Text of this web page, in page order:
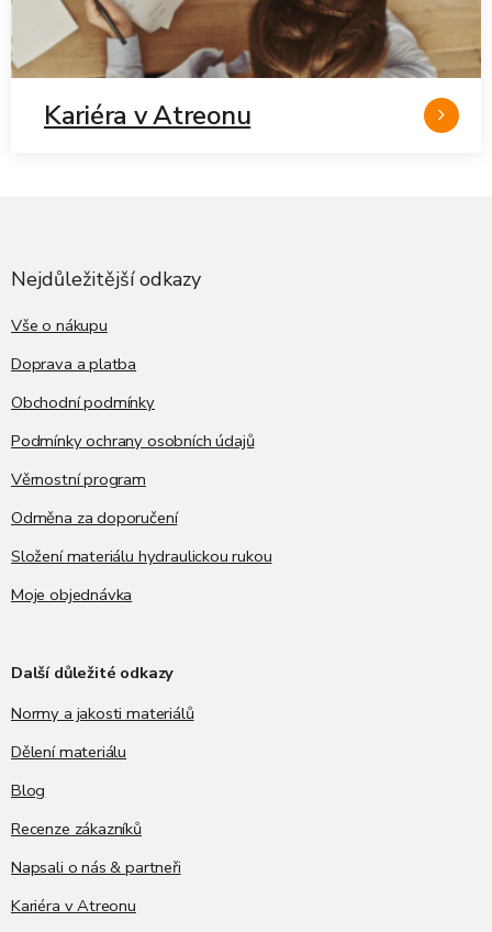
Kariéra v Atreonu
Nejdůležitější odkazy
Vše o nákupu
Doprava a platba
Obchodní podmínky
Podmínky ochrany osobních údajů
Věrnostní program
Odměna za doporučení
Složení materiálu hydraulickou rukou
Moje objednávka
Další důležité odkazy
Normy a jakosti materiálů
Dělení materiálu
Blog
Recenze zákazníků
Napsali o nás & partneři
Kariéra v Atreonu